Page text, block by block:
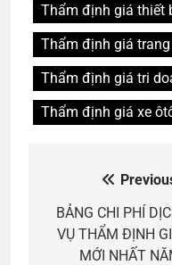
Thẩm định giá thiết
Thẩm định giá
Thẩm định giá tri
Thẩm định giá xe
hướng
bài
BẢNG CHI PHÍ
VỤ THẨM ĐỊNH
MỚI NHẤT